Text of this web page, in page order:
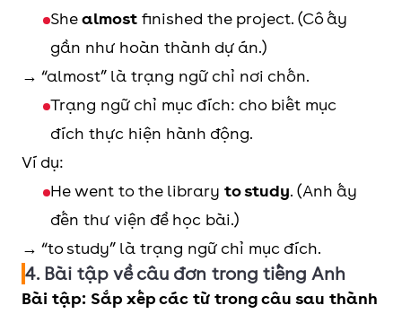
Shealmost finished the project. (Cô ấy
gần như hoàn thành dự án.)
→ “almost” là trạng ngữ chỉ nơi chốn.
Trạng ngữ chỉ mục đích: cho biết mục
đích thực hiện hành động.
Ví dụ:
He went to the library to study. (Anh ấy
đến thư viện để học bài.)
→ “to study” là trạng ngữ chỉ mục đích.
4. Bài tập về câu đơn trong tiếng Anh
Bài tập: Sắp xếp các từ trong câu sau thành